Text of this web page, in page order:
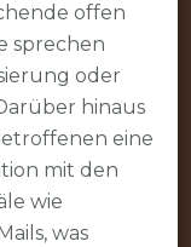
offen
sprechen
oder
hinaus
eine
mit den
wie
was